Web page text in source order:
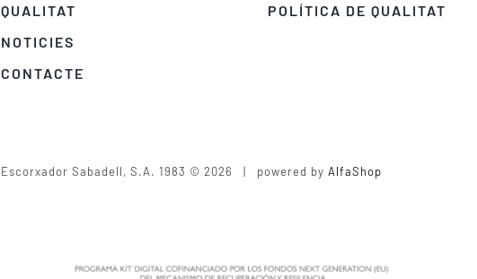
QUALITAT
NOTICIES
CONTACTE
POLÍTICA DE QUALITAT
Escorxador Sabadell, S.A. 1983 © 2026 | powered by AlfaShop